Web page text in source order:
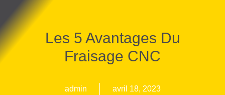
Les 5 Avantages Du
Fraisage CNC
admin avril 18, 2023